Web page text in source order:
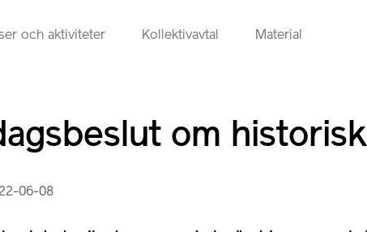
och aktiviteter Kollektivavtal Material
om
06-08